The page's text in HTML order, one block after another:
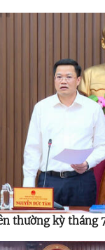
thường kỳ tháng